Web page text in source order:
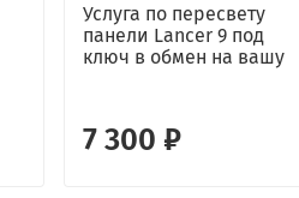
Услуга по пересвету
панели Lancer 9 под
ключ в обмен на вашу
7 300 ₽